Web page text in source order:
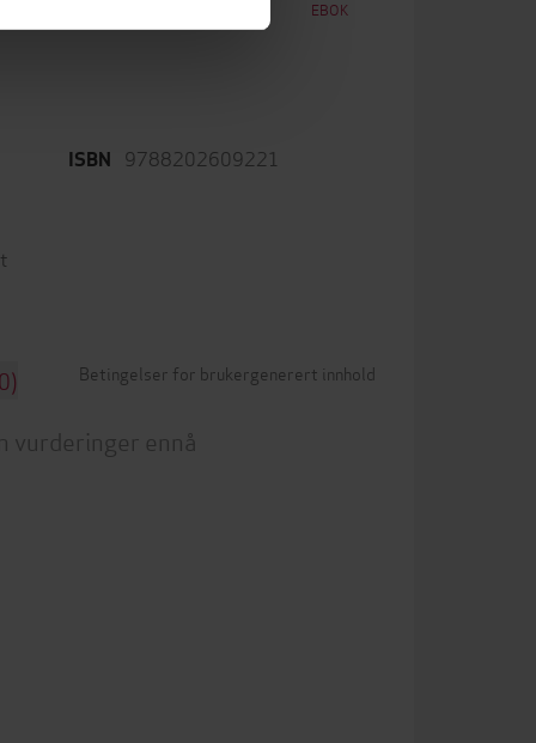
EBOK
ISBN 9788202609221
Betingelser for brukergenerert innhold
vurderinger ennå